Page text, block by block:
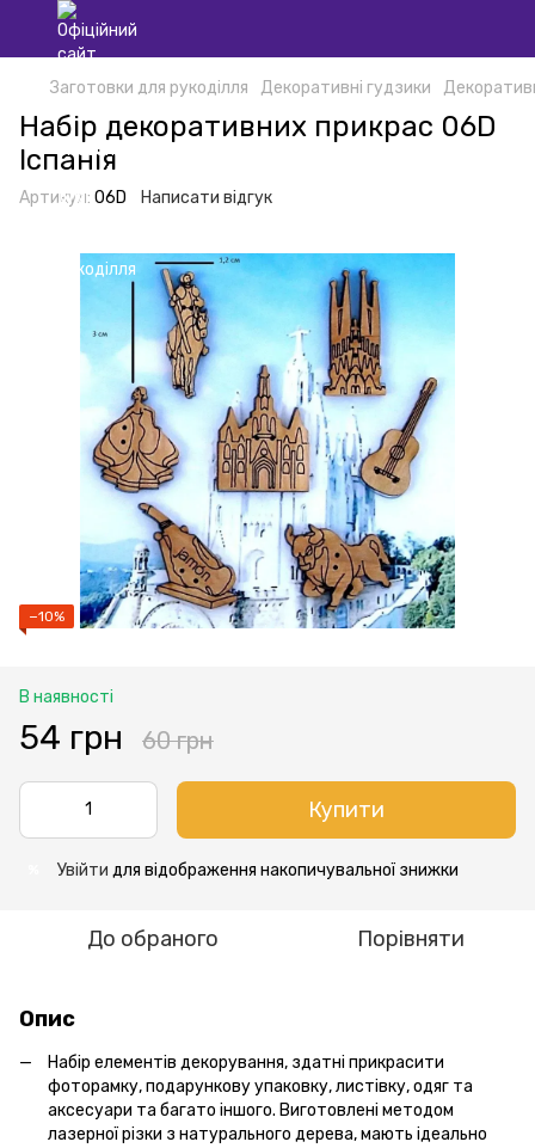
Заготовки для рукоділля Декоративні гудзики
Набір декоративних прикрас 06D
Іспанія
Артикул: 06D Написати відгук
−10%
В наявності
54 грн 60 грн
Купити
Увійти для відображення накопичувальної знижки
До обраного Порівняти
Опис
Набір елементів декорування, здатні прикрасити
фоторамку, подарункову упаковку, листівку, одяг та
аксесуари та багато іншого. Виготовлені методом
лазерної різки з натурального дерева, мають ідеально